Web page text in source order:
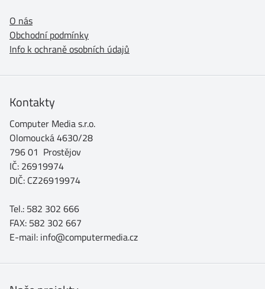
O nás
Obchodní podmínky
Info k ochraně osobních údajů
Kontakty
Computer Media s.r.o.
Olomoucká 4630/28
796 01 Prostějov
IČ: 26919974
DIČ: CZ26919974
Tel.: 582 302 666
FAX: 582 302 667
E-mail: info@computermedia.cz